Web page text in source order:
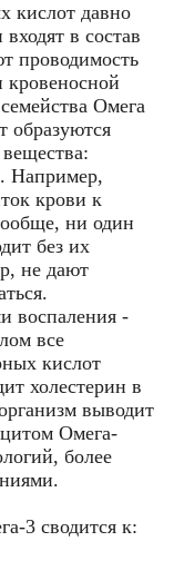
кислот давно
в состав
проводимость
кровеносной
Омега
образуются
Например,
крови к
ни один
без их
не дают
воспаления -
все
кислот
холестерин в
выводит
Омега-
более
3 сводится к:
политикой
политикой
политикой